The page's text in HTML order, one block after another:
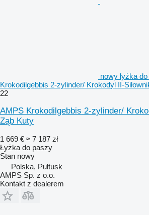
nowy łyżka
Krokodilgebbis 2-zylinder/ Krokodyl II-
22
AMPS Krokodilgebbis 2-zylinder/
Ząb Kuty
1 669 € ≈ 7 187 zł
Łyżka do paszy
Stan nowy
Polska, Pułtusk
AMPS Sp. z o.o.
Kontakt z dealerem